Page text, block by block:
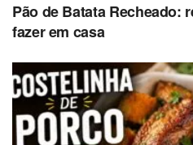
Pão de Batata Recheado:
fazer em casa